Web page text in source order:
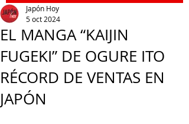
EL MANGA “KAIJIN
FUGEKI” DE OGURE ITO
RÉCORD DE VENTAS EN
JAPÓN
Japón Hoy
5 oct 2024